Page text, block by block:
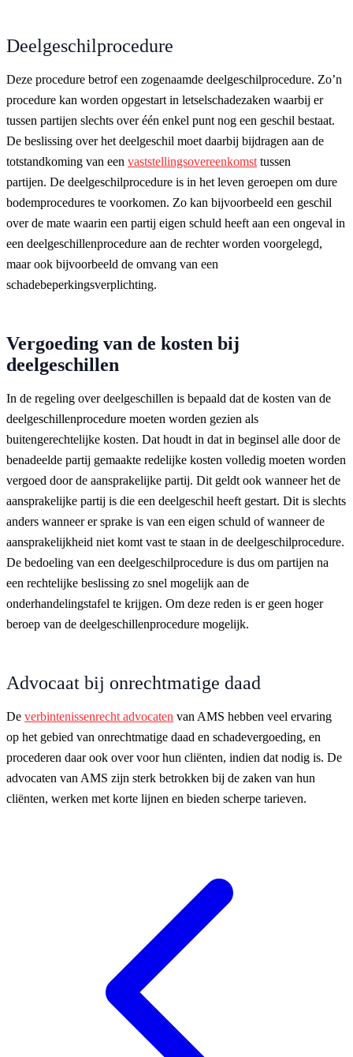
Deelgeschilprocedure
Deze procedure betrof een zogenaamde deelgeschilprocedure. Zo’n
procedure kan worden opgestart in letselschadezaken waarbij er
tussen partijen slechts over één enkel punt nog een geschil bestaat.
De beslissing over het deelgeschil moet daarbij bijdragen aan de
totstandkoming van een vaststellingsovereenkomst tussen
partijen. De deelgeschilprocedure is in het leven geroepen om dure
bodemprocedures te voorkomen. Zo kan bijvoorbeeld een geschil
over de mate waarin een partij eigen schuld heeft aan een ongeval in
een deelgeschillenprocedure aan de rechter worden voorgelegd,
maar ook bijvoorbeeld de omvang van een
schadebeperkingsverplichting.
Vergoeding van de kosten bij
deelgeschillen
In de regeling over deelgeschillen is bepaald dat de kosten van de
deelgeschillenprocedure moeten worden gezien als
buitengerechtelijke kosten. Dat houdt in dat in beginsel alle door de
benadeelde partij gemaakte redelijke kosten volledig moeten worden
vergoed door de aansprakelijke partij. Dit geldt ook wanneer het de
aansprakelijke partij is die een deelgeschil heeft gestart. Dit is slechts
anders wanneer er sprake is van een eigen schuld of wanneer de
aansprakelijkheid niet komt vast te staan in de deelgeschilprocedure.
De bedoeling van een deelgeschilprocedure is dus om partijen na
een rechtelijke beslissing zo snel mogelijk aan de
onderhandelingstafel te krijgen. Om deze reden is er geen hoger
beroep van de deelgeschillenprocedure mogelijk.
Advocaat bij onrechtmatige daad
De verbintenissenrecht advocaten van AMS hebben veel ervaring
op het gebied van onrechtmatige daad en schadevergoeding, en
procederen daar ook over voor hun cliënten, indien dat nodig is. De
advocaten van AMS zijn sterk betrokken bij de zaken van hun
cliënten, werken met korte lijnen en bieden scherpe tarieven.